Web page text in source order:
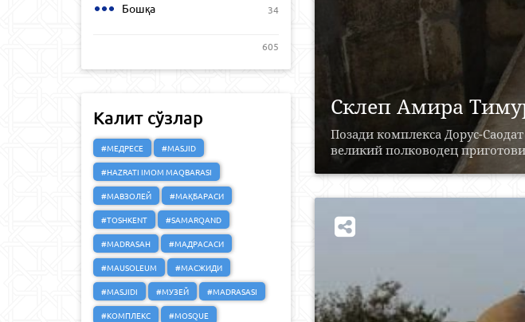
Бошқа 34
605
Калит сўзлар
#МЕДРЕСЕ
#MASJID
#HAZRATI IMOM MAQBARASI
#МАВЗОЛЕЙ
#МАҚБАРАСИ
#TOSHKENT
#SAMARQAND
#MADRASAH
#МАДРАСАСИ
#MAUSOLEUM
#МАСЖИДИ
#MASJIDI
#МУЗЕЙ
#MADRASASI
#КОМПЛЕКС
#MOSQUE
Склеп Амира
Позади комплекса Дорус-
великий полководец